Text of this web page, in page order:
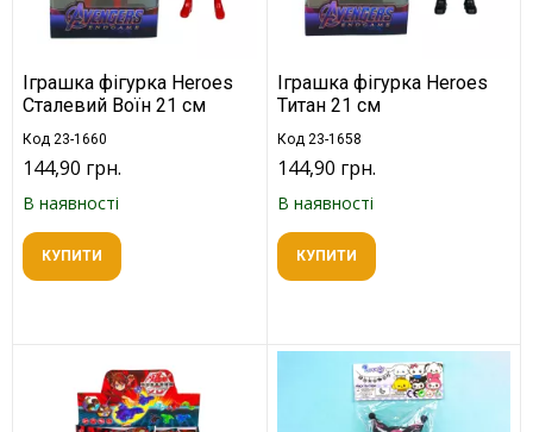
Іграшка фігурка Heroes
Сталевий Воїн 21 см
Код 23-1660
144,90 грн.
В наявності
КУПИТИ
Іграшка фігурка Heroes
Титан 21 см
Код 23-1658
144,90 грн.
В наявності
КУПИТИ